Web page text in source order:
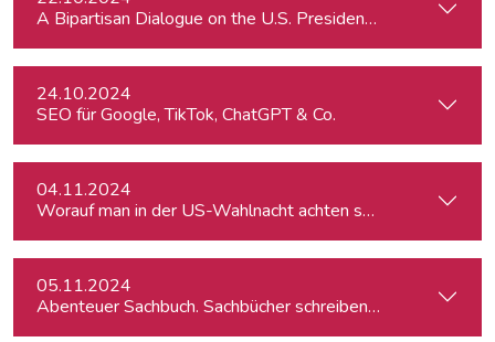
A Bipartisan Dialogue on the U.S. Presidential Elections:
24.10.2024
SEO für Google, TikTok, ChatGPT & Co.
04.11.2024
Worauf man in der US-Wahlnacht achten sollte
05.11.2024
Abenteuer Sachbuch. Sachbücher schreiben für